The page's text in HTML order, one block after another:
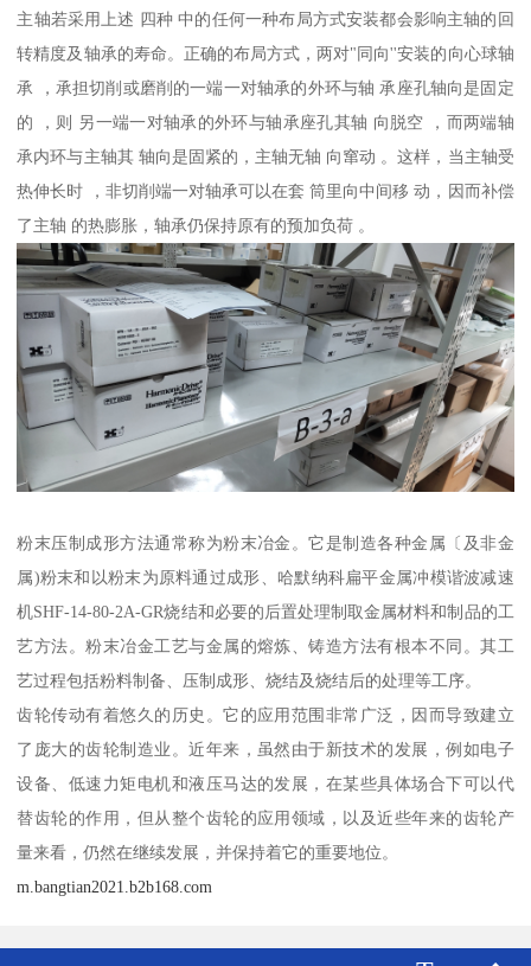
主轴若采用上述 四种 中的任何一种布局方式安装都会影响主轴的回
转精度及轴承的寿命。正确的布局方式，两对"同向''安装的向心球轴
承 ，承担切削或磨削的一端一对轴承的外环与轴 承座孔轴向是固定
的 ，则 另一端一对轴承的外环与轴承座孔其轴 向脱空 ，而两端轴
承内环与主轴其 轴向是固紧的，主轴无轴 向窜动 。这样，当主轴受
热伸长时 ，非切削端一对轴承可以在套 筒里向中间移 动，因而补偿
了主轴 的热膨胀，轴承仍保持原有的预加负荷 。
粉末压制成形方法通常称为粉末冶金。它是制造各种金属〔及非金
属)粉末和以粉末为原料通过成形、哈默纳科扁平金属冲模谐波减速
机SHF-14-80-2A-GR烧结和必要的后置处理制取金属材料和制品的工
艺方法。粉末冶金工艺与金属的熔炼、铸造方法有根本不同。其工
艺过程包括粉料制备、压制成形、烧结及烧结后的处理等工序。
齿轮传动有着悠久的历史。它的应用范围非常广泛，因而导致建立
了庞大的齿轮制造业。近年来，虽然由于新技术的发展，例如电子
设备、低速力矩电机和液压马达的发展，在某些具体场合下可以代
替齿轮的作用，但从整个齿轮的应用领域，以及近些年来的齿轮产
量来看，仍然在继续发展，并保持着它的重要地位。
m.bangtian2021.b2b168.com